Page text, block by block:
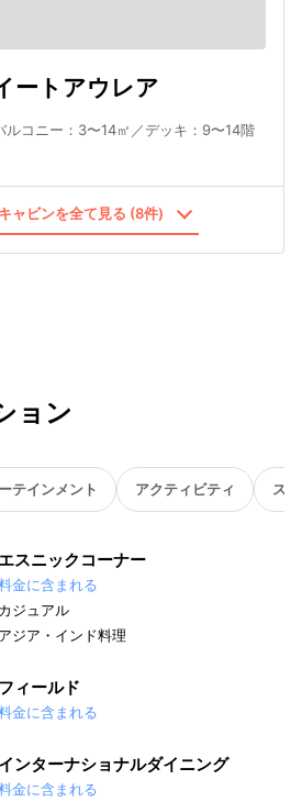
ートアウレア
ルコニー：3〜14㎡／デッキ：9〜14階
ャビンを全て見る (8件)
ョン
テインメント アクティビティ ス
エスニックコーナー
金に含まれる
カジュアル
アジア・インド料理
フィールド
金に含まれる
インターナショナルダイニング
金に含まれる